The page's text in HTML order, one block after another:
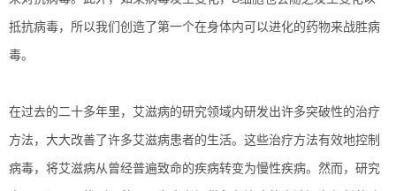
抵抗病毒，所以我们创造了第一个在身体内可以进化的药物来战胜病
毒。
在过去的二十多年里，艾滋病的研究领域内研发出许多突破性的治疗
方法，大大改善了许多艾滋病患者的生活。这些治疗方法有效地控制
病毒，将艾滋病从曾经普遍致命的疾病转变为慢性疾病。然而，研究